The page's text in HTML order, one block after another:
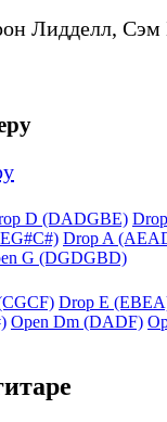
Лидделл, Сэм
D (DADGBE)
Drop A
G (DGDGBD)
Drop E
Open Dm (DADF)